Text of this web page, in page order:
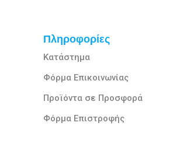
Πληροφορίες
Κατάστημα
Φόρμα Επικοινωνίας
Προϊόντα σε Προσφορά
Φόρμα Επιστροφής